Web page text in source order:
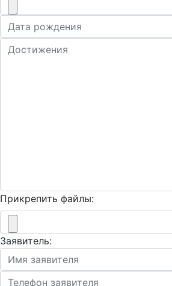
Прикрепить файлы:
Заявитель: